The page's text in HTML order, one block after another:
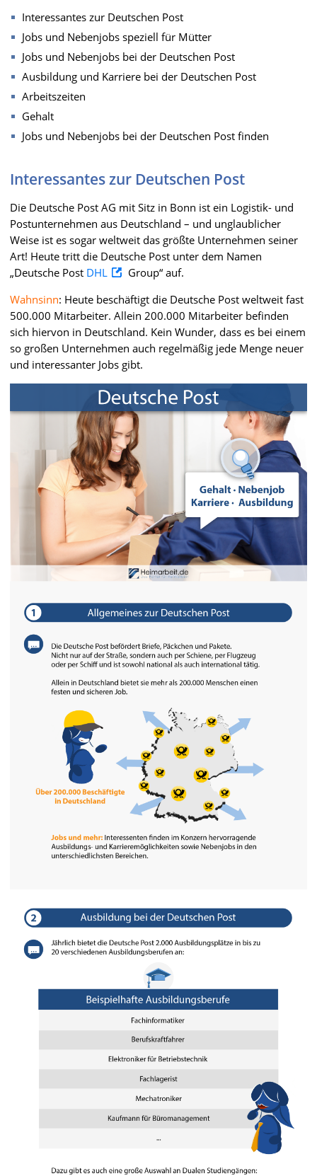
Interessantes zur Deutschen Post
Jobs und Nebenjobs speziell für Mütter
Jobs und Nebenjobs bei der Deutschen Post
Ausbildung und Karriere bei der Deutschen Post
Arbeitszeiten
Gehalt
Jobs und Nebenjobs bei der Deutschen Post finden
Interessantes zur Deutschen Post
Die Deutsche Post AG mit Sitz in Bonn ist ein Logistik- und
Postunternehmen aus Deutschland – und unglaublicher
Weise ist es sogar weltweit das größte Unternehmen seiner
Art! Heute tritt die Deutsche Post unter dem Namen
„Deutsche Post DHL
Group“ auf.
Wahnsinn: Heute beschäftigt die Deutsche Post weltweit fast
500.000 Mitarbeiter. Allein 200.000 Mitarbeiter befinden
sich hiervon in Deutschland. Kein Wunder, dass es bei einem
so großen Unternehmen auch regelmäßig jede Menge neuer
und interessanter Jobs gibt.